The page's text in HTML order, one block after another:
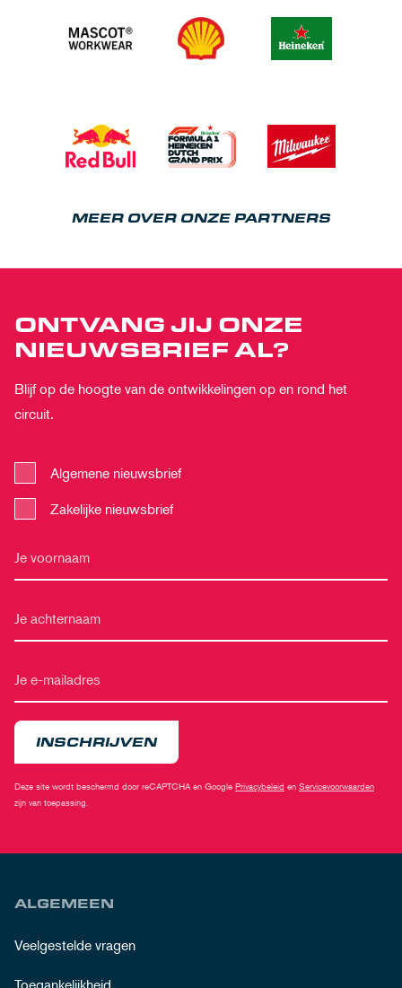
MEER OVER ONZE PARTNERS
ONTVANG JIJ ONZE
NIEUWSBRIEF AL?
Blijf op de hoogte van de ontwikkelingen op en rond het
circuit.
Algemene nieuwsbrief
Zakelijke nieuwsbrief
INSCHRIJVEN
Deze site wordt beschermd door reCAPTCHA en Google Privacybeleid en Servicevoorwaarden
zijn van toepassing.
ALGEMEEN
Veelgestelde vragen
Toegankelijkheid